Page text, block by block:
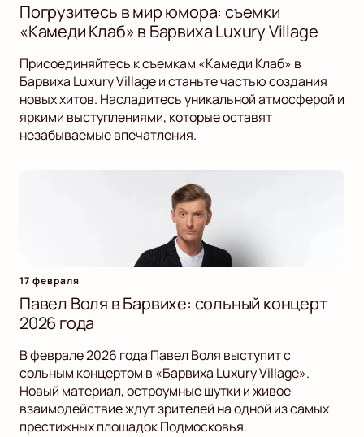
Погрузитесь в мир юмора: съемки
«Камеди Клаб» в Барвиха Luxury Village
Присоединяйтесь к съемкам «Камеди Клаб» в
Барвиха Luxury Village и станьте частью создания
новых хитов. Насладитесь уникальной атмосферой и
яркими выступлениями, которые оставят
незабываемые впечатления.
17 февраля
Павел Воля в Барвихе: сольный концерт
2026 года
В феврале 2026 года Павел Воля выступит с
сольным концертом в «Барвиха Luxury Village».
Новый материал, остроумные шутки и живое
взаимодействие ждут зрителей на одной из самых
престижных площадок Подмосковья.